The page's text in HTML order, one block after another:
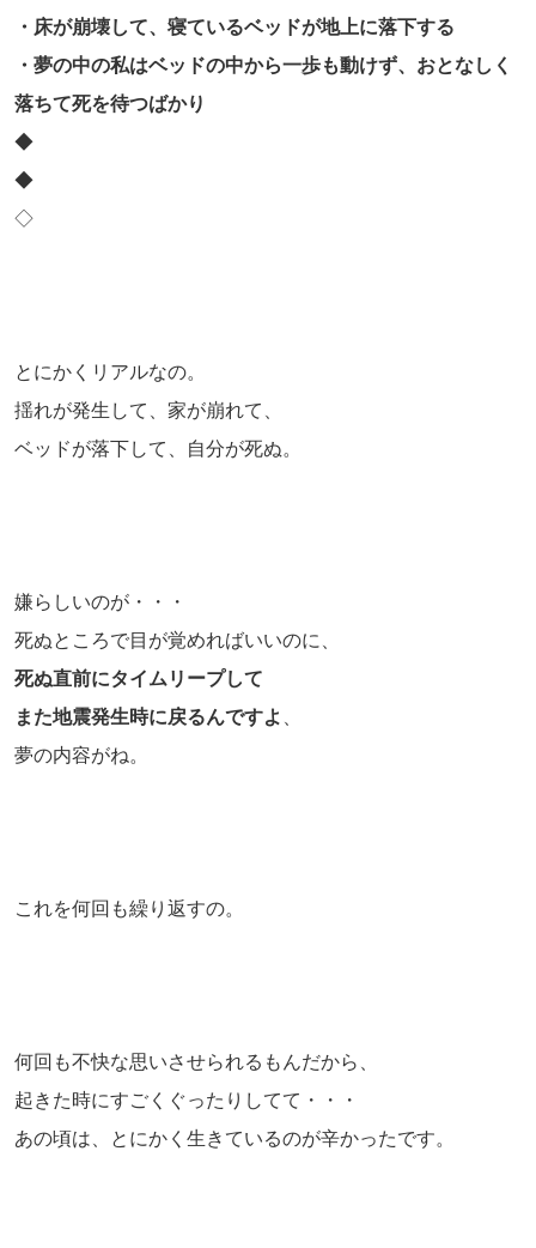
・床が崩壊して、寝ているベッドが地上に落下する
・夢の中の私はベッドの中から一歩も動けず、おとなしく
落ちて死を待つばかり
◆
◆
◇
とにかくリアルなの。
揺れが発生して、家が崩れて、
ベッドが落下して、自分が死ぬ。
嫌らしいのが・・・
死ぬところで目が覚めればいいのに、
死ぬ直前にタイムリープして
また地震発生時に戻るんですよ
夢の内容がね。
これを何回も繰り返すの。
何回も不快な思いさせられるもんだから、
起きた時にすごくぐったりしてて・・・
あの頃は、とにかく生きているのが辛かったです。